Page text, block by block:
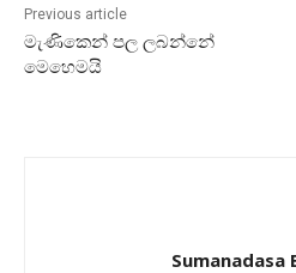
Previous article
මැණිකෙන් පල ලබන්නේ
මෙහෙමයි
Sumanadasa